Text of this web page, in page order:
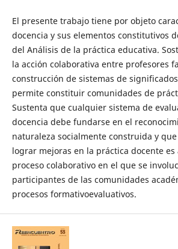
El presente trabajo tiene por objeto
docencia y sus elementos constitutivos
del Análisis de la práctica educativa.
la acción colaborativa entre profesores
construcción de sistemas de
permite constituir comunidades de
Sustenta que cualquier sistema de
docencia debe fundarse en el
naturaleza socialmente construida y
lograr mejoras en la práctica docente es
proceso colaborativo en el que se
participantes de las comunidades
procesos formativoevaluativos.